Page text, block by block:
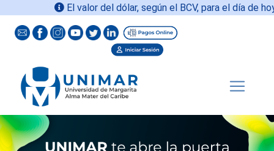
El valor del dólar, según el BCV, para el día de hoy